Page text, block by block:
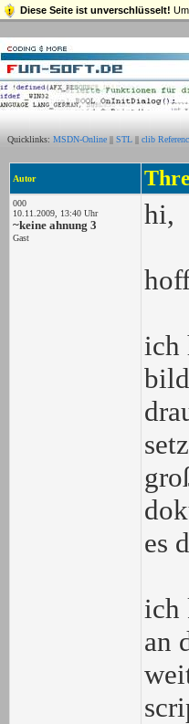
Diese Seite ist unverschlüsselt!
Quicklinks: MSDN-Online || STL || clib
Autor
000
10.11.2009, 13:40 Uhr
~keine ahnung 3
Gast
hi,
ich
es
ich
an